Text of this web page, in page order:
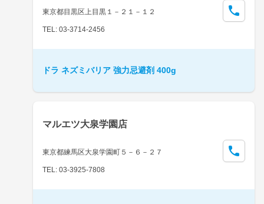
東京都目黒区上目黒１－２１－１２
TEL: 03-3714-2456
ドラ ネズミバリア 強力忌避剤 400g
マルエツ大泉学園店
東京都練馬区大泉学園町５－６－２７
TEL: 03-3925-7808